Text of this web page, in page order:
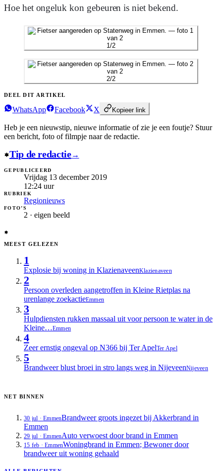
Hoe het ongeluk kon gebeuren is niet bekend.
1 /2
2/2
DEEL DIT ARTIKEL
WhatsApp Facebook X Kopieer link
Heb je een nieuwstip, nieuwe informatie of zie je een foutje? Stuur
een bericht, foto of filmpje naar de redactie.
Tip de redactie→
GEPUBLICEERD
Vrijdag 13 december 2019
12:24 uur
RUBRIEK
Regionieuws
FOTO’S
2 · eigen beeld
MEEST GELEZEN
1
Explosie bij woning in KlazienaveenKlazienaveen
2
Persoon overleden aangetroffen in Kleine Rietplas na
urenlange zoekactieEmmen
3
Hulpdiensten rukken massaal uit voor persoon te water in de
Kleine…Emmen
4
Zeer ernstig ongeval op N366 bij Ter ApelTer Apel
5
Brandweer blust broei in stro langs weg in NijeveenNijeveen
NET BINNEN
30 jul ·EmmenBrandweer groots ingezet bij Akkerbrand in
Emmen
29 jul ·EmmenAuto verwoest door brand in Emmen
15 feb ·EmmenWoningbrand in Emmen; Bewoner door
brandweer uit woning gehaald